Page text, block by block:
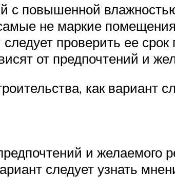
с повышенной
не маркие
проверить ее срок
от предпочтений и
как вариант
и желаемого
следует узнать